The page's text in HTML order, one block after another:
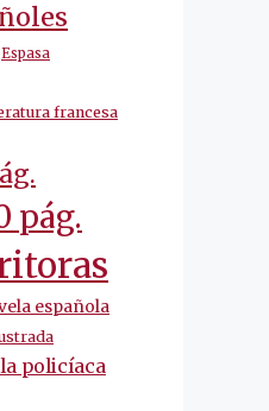
Espasa
francesa
pág.
española
policíaca